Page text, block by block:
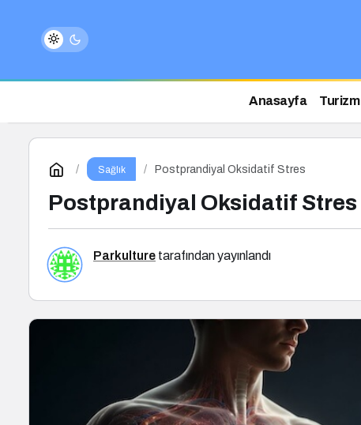
Anasayfa Turizm
Sağlık Postprandiyal Oksidatif Stres
Postprandiyal Oksidatif Stres
Parkulture tarafından yayınlandı